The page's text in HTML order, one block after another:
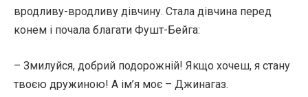
вродливу-вродливу дівчину. Стала дівчина перед
конем і почала благати Фушт-Бейга:
– Змилуйся, добрий подорожній! Якщо хочеш, я стану
твоєю дружиною! А ім’я моє – Джинагаз.